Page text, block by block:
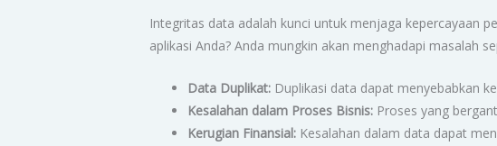
Integritas data adalah kunci untuk menjaga kepercayaan
aplikasi Anda? Anda mungkin akan menghadapi masalah
Data Duplikat: Duplikasi data dapat menyebabkan
Kesalahan dalam Proses Bisnis: Proses yang
Kerugian Finansial: Kesalahan dalam data dapat